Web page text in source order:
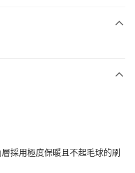
採用極度保暖且不起毛球的刷